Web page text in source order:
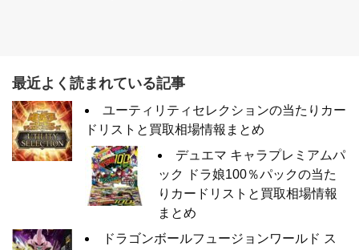
最近よく読まれている記事
ユーティリティセレクションの当たりカー
ドリストと買取相場情報まとめ
デュエマ キャラプレミアムパ
ック ドラ娘100％パックの当た
りカードリストと買取相場情報
まとめ
ドラゴンボールフュージョンワールド ス